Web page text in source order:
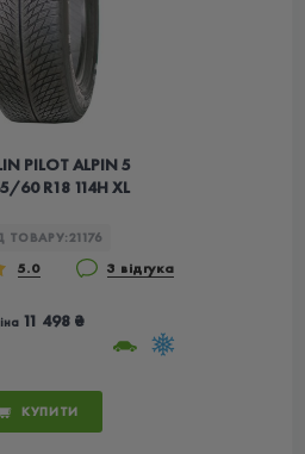
PILOT ALPIN 5
60 R18 114H XL
ТОВАРУ:21176
5.0 3 відгука
11 498 ₴
КУПИТИ